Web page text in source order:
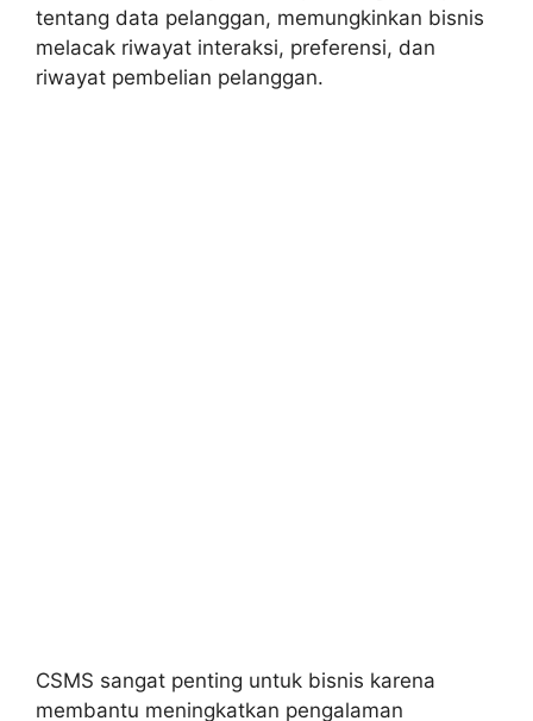
tentang data pelanggan, memungkinkan bisnis
melacak riwayat interaksi, preferensi, dan
riwayat pembelian pelanggan.
CSMS sangat penting untuk bisnis karena
membantu meningkatkan pengalaman